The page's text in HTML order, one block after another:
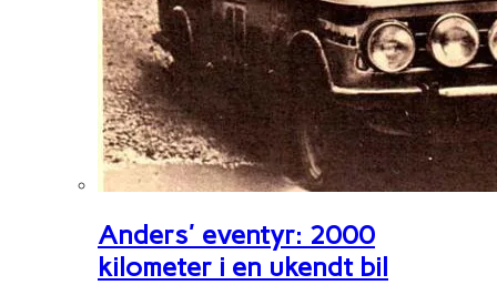
Anders' eventyr: 2000
kilometer i en ukendt bil